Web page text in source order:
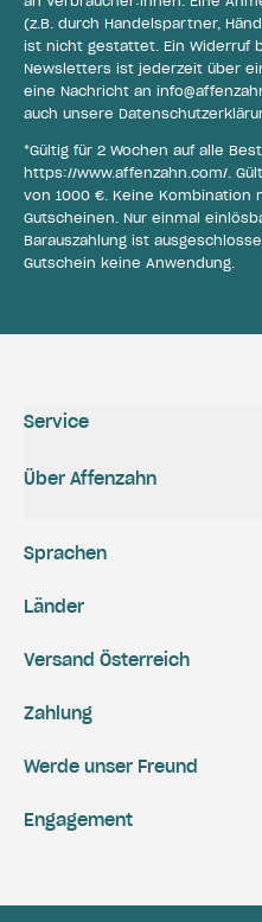
(z.B. durch Handelspartner,
ist nicht gestattet. Ein Widerruf
Newsletters ist jederzeit über
eine Nachricht an
auch unsere
*Gültig für 2 Wochen auf alle
https://www.affenzahn.com/.
von 1000 €. Keine Kombination
Gutscheinen. Nur einmal
Barauszahlung ist
Gutschein keine Anwendung.
Service
Über Affenzahn
Versand Österreich
Zahlung
Engagement
Werde unser Freund
Sprachen
Länder